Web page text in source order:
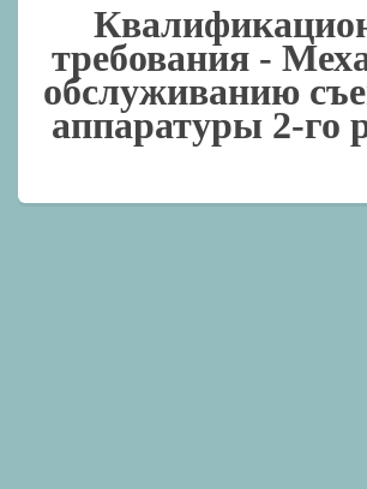
требования -
обслуживанию
аппаратуры 2-го